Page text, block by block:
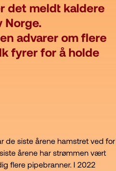
det meldt kaldere
Norge.
advarer om flere
fyrer for å holde
de siste årene hamstret ved for
årene har strømmen vært
flere pipebranner. I 2022